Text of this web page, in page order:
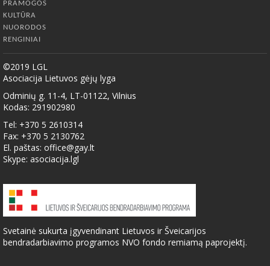
PRAMOGOS
KULTŪRA
NUORODOS
RENGINIAI
©2019 LGL
Asociacija Lietuvos gėjų lyga
Odminių g. 11-4, LT-01122, Vilnius
Kodas: 291902980
Tel: +370 5 2610314
Fax: +370 5 2130762
El. paštas: office@gay.lt
Skype: asociacija.lgl
Svetainė sukurta įgyvendinant Lietuvos ir Šveicarijos
bendradarbiavimo programos NVO fondo remiamą paprojektį.